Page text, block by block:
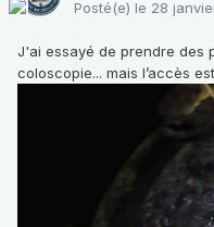
Posté(e) le 28
J'ai essayé de prendre des
coloscopie... mais l’accès